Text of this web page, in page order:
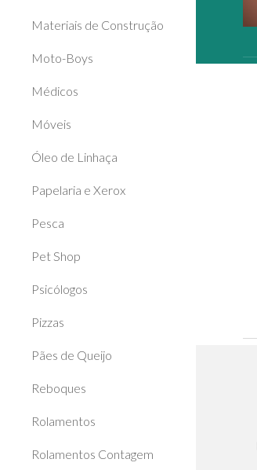
Materiais de Construção
Moto-Boys
Médicos
Móveis
Óleo de Linhaça
Papelaria e Xerox
Pesca
Pet Shop
Psicólogos
Pizzas
Pães de Queijo
Reboques
Rolamentos
Rolamentos Contagem